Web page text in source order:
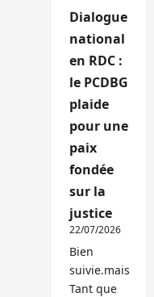
Dialogue
national
en RDC :
le PCDBG
plaide
pour une
paix
fondée
sur la
justice
22/07/2026
Bien
suivie.mais
Tant que